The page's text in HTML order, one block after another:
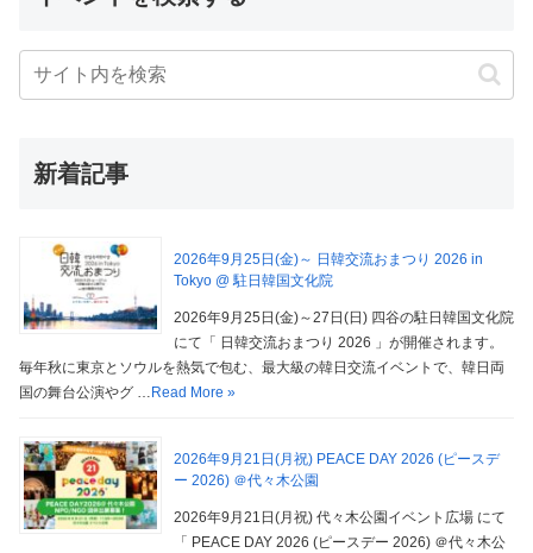
新着記事
2026年9月25日(金)～ 日韓交流おまつり 2026 in
Tokyo @ 駐日韓国文化院
2026年9月25日(金)～27日(日) 四谷の駐日韓国文化院
にて「 日韓交流おまつり 2026 」が開催されます。
毎年秋に東京とソウルを熱気で包む、最大級の韓日交流イベントで、韓日両
国の舞台公演やグ … Read More »
2026年9月21日(月祝) PEACE DAY 2026 (ピースデ
ー 2026) ＠代々木公園
2026年9月21日(月祝) 代々木公園イベント広場 にて
「 PEACE DAY 2026 (ピースデー 2026) ＠代々木公